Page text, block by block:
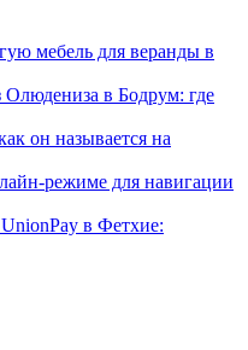
мебель для веранды в
в Бодрум: где
он называется на
режиме для навигации
в Фетхие: